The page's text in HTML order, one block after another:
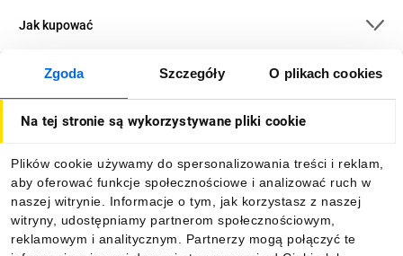
Zgoda Szczegóły O plikach cookies
Na tej stronie są wykorzystywane pliki cookie
Plików cookie używamy do spersonalizowania treści i reklam,
aby oferować funkcje społecznościowe i analizować ruch w
naszej witrynie. Informacje o tym, jak korzystasz z naszej
witryny, udostępniamy partnerom społecznościowym,
reklamowym i analitycznym. Partnerzy mogą połączyć te
Jak kupować
O firmie
Informacje